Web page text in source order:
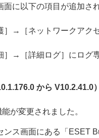
面に以下の項目が追加さ
］→［ネットワークアク
］→［詳細ログ］にログ
から V10.2.41.0）
が変更されました。
ンス画面にある「ESET